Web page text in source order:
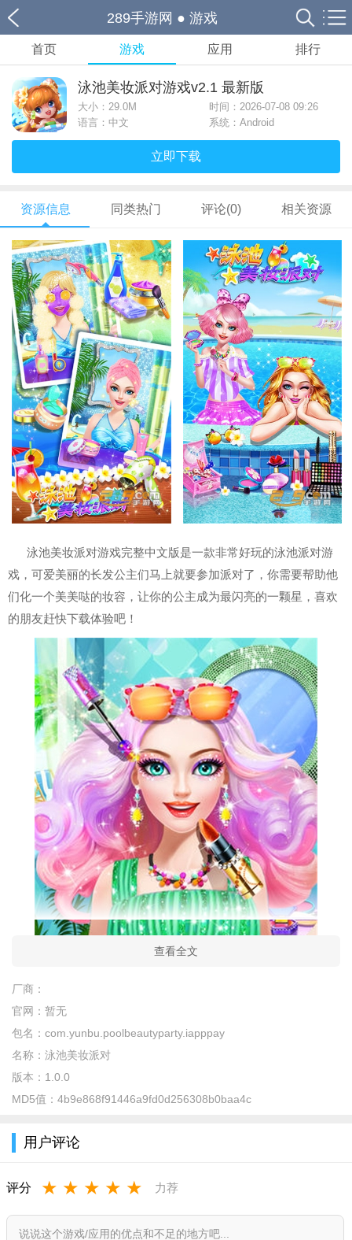
289手游网 ● 游戏
首页 游戏 应用 排行
泳池美妆派对游戏v2.1 最新版
大小： 29.0M
时间：2026-07-08 09:26
语言：中文
系统：Android
立即下载
资源信息 同类热门 评论(0) 相关资源
泳池美妆派对游戏完整中文版是一款非常好玩的泳池派对游
戏，可爱美丽的长发公主们马上就要参加派对了，你需要帮助他
们化一个美美哒的妆容，让你的公主成为最闪亮的一颗星，喜欢
的朋友赶快下载体验吧！
泳池美妆派对游戏是一款休闲轻松的益智装备类小游戏，女
作也容易上手，可玩性还是不错的。
查看全文
厂商：
官网： 暂无
包名： com.yunbu.poolbeautyparty.iapppay
名称： 泳池美妆派对
版本： 1.0.0
MD5值： 4b9e868f91446a9fd0d256308b0baa4c
用户评论
评分 ★ ★ ★ ★ ★ 力荐